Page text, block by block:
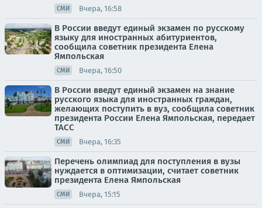
СМИ Вчера, 16:58
В России введут единый экзамен по русскому
языку для иностранных абитуриентов,
сообщила советник президента Елена
Ямпольская
СМИ Вчера, 16:50
В России введут единый экзамен на знание
русского языка для иностранных граждан,
желающих поступить в вуз, сообщила советник
президента России Елена Ямпольская, передает
ТАСС
СМИ Вчера, 16:35
Перечень олимпиад для поступления в вузы
нуждается в оптимизации, считает советник
президента Елена Ямпольская
СМИ Вчера, 15:15